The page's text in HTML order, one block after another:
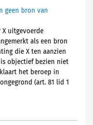
geen bron van
X uitgevoerde
als een bron
die X ten aanzien
objectief bezien niet
het beroep in
(art. 81 lid 1